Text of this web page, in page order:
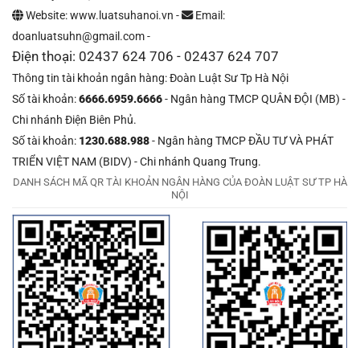
Website: www.luatsuhanoi.vn -
Email:
doanluatsuhn@gmail.com -
Điện thoại: 02437 624 706 - 02437 624 707
Thông tin tài khoản ngân hàng: Đoàn Luật Sư Tp Hà Nội
Số tài khoản:6666.6959.6666- Ngân hàng TMCP QUÂN ĐỘI (MB) -
Chi nhánh Điện Biên Phủ.
Số tài khoản: 1230.688.988- Ngân hàng TMCP ĐẦU TƯ VÀ PHÁT
TRIỂN VIỆT NAM (BIDV) - Chi nhánh Quang Trung.
DANH SÁCH MÃ QR TÀI KHOẢN NGÂN HÀNG CỦA ĐOÀN LUẬT SƯ TP HÀ
NỘI